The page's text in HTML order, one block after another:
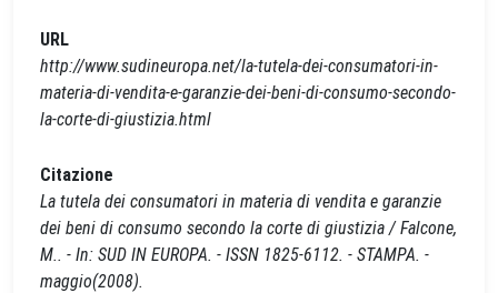
URL
http://www.sudineuropa.net/la-tutela-dei-consumatori-in-
materia-di-vendita-e-garanzie-dei-beni-di-consumo-secondo-
la-corte-di-giustizia.html
Citazione
La tutela dei consumatori in materia di vendita e garanzie
dei beni di consumo secondo la corte di giustizia / Falcone,
M.. - In: SUD IN EUROPA. - ISSN 1825-6112. - STAMPA. -
maggio(2008).